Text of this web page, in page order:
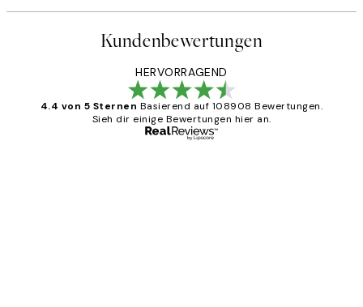
Kundenbewertungen
HERVORRAGEND
4.4 von 5 Sternen Basierend auf 108908 Bewertungen.
Sieh dir einige Bewertungen hier an.